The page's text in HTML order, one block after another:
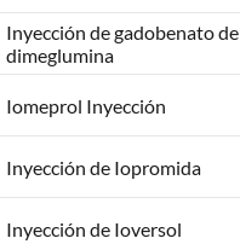
Inyección de gadobenato de
dimeglumina
Iomeprol Inyección
Inyección de Iopromida
Inyección de Ioversol